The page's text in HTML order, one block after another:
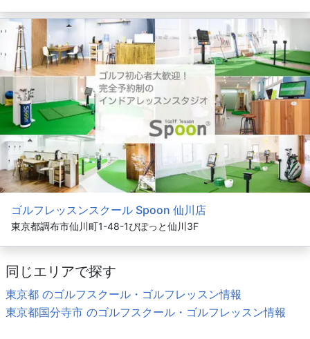
ゴルフレッスンスクール Spoon 仙川店
東京都調布市仙川町1-48-1ぴぽっと仙川3F
同じエリアで探す
東京都 のゴルフスクール・ゴルフレッスン情報
東京都国分寺市 のゴルフスクール・ゴルフレッスン情報